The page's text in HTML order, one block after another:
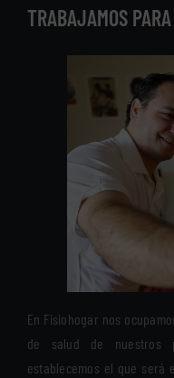
TRABAJAMOS
En Fisiohogar nos
de salud de nuestros
establecemos el que será